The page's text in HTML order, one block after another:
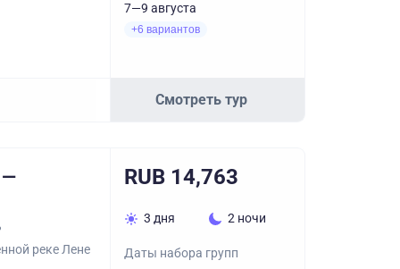
7—9 августа
+6 вариантов
Смотреть тур
—
реке Лене
RUB 14,763
3 дня 2 ночи
Даты набора групп